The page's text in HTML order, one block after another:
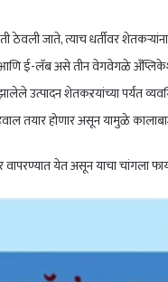
ठेवली जाते, त्याच धर्तीवर
ई-लॅब असे तीन वेगवेगळे
उत्पादन शेतकऱयांच्या पर्यंत
तयार होणार असून यामुळे
येत असून याचा चांगला